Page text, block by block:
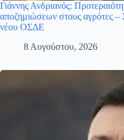
Γιάννης Ανδριανός:
αποζημιώσεων στους αγρότες –
νέου ΟΣΔΕ
8 Αυγούστου, 2026